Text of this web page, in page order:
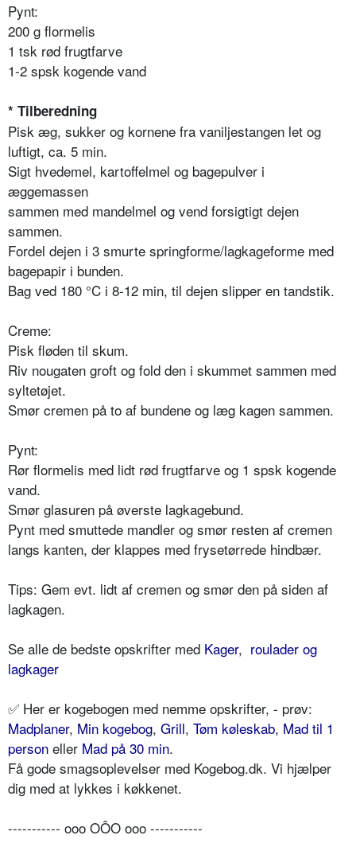
Pynt:
200 g flormelis
1 tsk rød frugtfarve
1-2 spsk kogende vand
* Tilberedning
Pisk æg, sukker og kornene fra vaniljestangen let og
luftigt, ca. 5 min.
Sigt hvedemel, kartoffelmel og bagepulver i
æggemassen
sammen med mandelmel og vend forsigtigt dejen
sammen.
Fordel dejen i 3 smurte springforme/lagkageforme med
bagepapir i bunden.
Bag ved 180 °C i 8-12 min, til dejen slipper en tandstik.
Creme:
Pisk fløden til skum.
Riv nougaten groft og fold den i skummet sammen med
syltetøjet.
Smør cremen på to af bundene og læg kagen sammen.
Pynt:
Rør flormelis med lidt rød frugtfarve og 1 spsk kogende
vand.
Smør glasuren på øverste lagkagebund.
Pynt med smuttede mandler og smør resten af cremen
langs kanten, der klappes med frysetørrede hindbær.
Tips: Gem evt. lidt af cremen og smør den på siden af
lagkagen.
Se alle de bedste opskrifter med Kager, roulader og
lagkager
✅ Her er kogebogen med nemme opskrifter, - prøv:
Madplaner, Min kogebog, Grill, Tøm køleskab, Mad til 1
person eller Mad på 30 min.
Få gode smagsoplevelser med Kogebog.dk. Vi hjælper
dig med at lykkes i køkkenet.
----------- ooo OÔO ooo -----------